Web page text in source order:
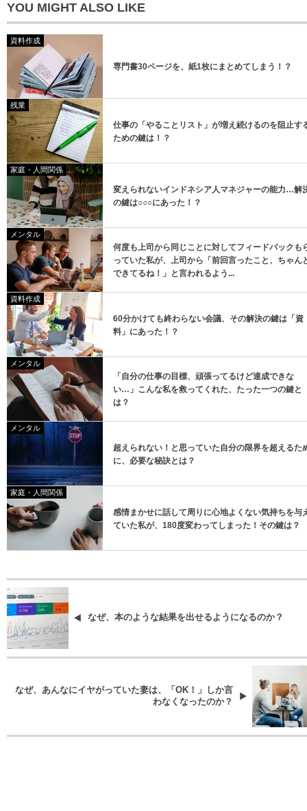
YOU MIGHT ALSO LIKE
資料作成
専門書30ページを、紙1枚にまとめてしまう！？
残業
仕事の「やることリスト」が増え続けるのを阻止す
ための鍵は！？
家庭・人間関係
変えられないインドネシア人マネジャーの能力…解
の鍵は○○○にあった！？
メンタル
何度も上司から同じことに対してフィードバックも
っていた私が、上司から「前回言ったこと、ちゃん
できてるね！」と言われるよう...
資料作成
60分かけても終わらない会議、その解決の鍵は「資
料」にあった！？
メンタル
「自分の仕事の目標、頑張ってるけど達成できな
い…」こんな私を救ってくれた、たった一つの鍵と
は？
メンタル
超えられない！と思っていた自分の限界を超えるた
に、必要な秘訣とは？
家庭・人間関係
感情まかせに話して周りに心地よくない気持ちを与
ていた私が、180度変わってしまった！その鍵は？
なぜ、本のような結果を出せるようになるのか？
なぜ、あんなにイヤがっていた妻は、「OK！」しか言
わなくなったのか？